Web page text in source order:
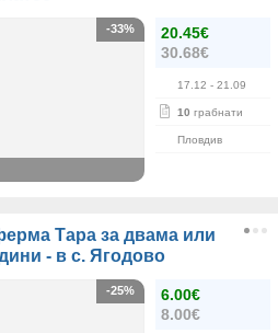
20.45€
30.68€
17.12 - 21.09
10 грабнати
Пловдив
-33%
Тара за двама или
- в с. Ягодово
6.00€
8.00€
-25%